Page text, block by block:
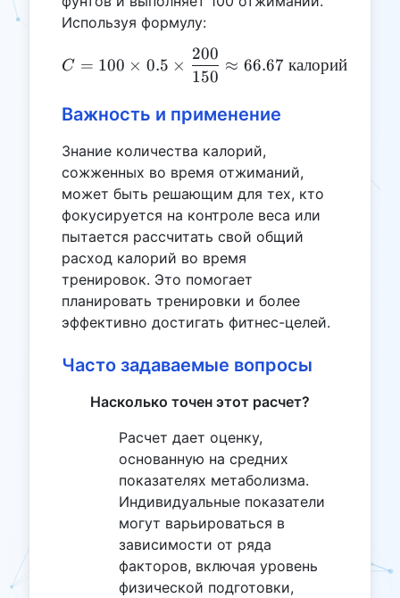
Используя формулу:
C = 100 \times 0.5
C = 100 × 0.5 ×
150
200
≈ 66.67 калорий
Важность и применение
Знание количества калорий,
сожженных во время отжиманий,
может быть решающим для тех, кто
фокусируется на контроле веса или
пытается рассчитать свой общий
расход калорий во время
тренировок. Это помогает
планировать тренировки и более
эффективно достигать фитнес-целей.
Часто задаваемые вопросы
Насколько точен этот расчет?
Расчет дает оценку,
основанную на средних
показателях метаболизма.
Индивидуальные показатели
могут варьироваться в
зависимости от ряда
факторов, включая уровень
физической подготовки,